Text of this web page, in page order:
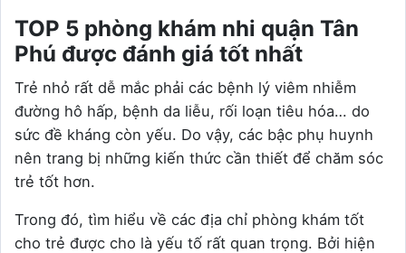
TOP 5 phòng khám nhi quận Tân
Phú được đánh giá tốt nhất
Trẻ nhỏ rất dễ mắc phải các bệnh lý viêm nhiễm
đường hô hấp, bệnh da liễu, rối loạn tiêu hóa… do
sức đề kháng còn yếu. Do vậy, các bậc phụ huynh
nên trang bị những kiến thức cần thiết để chăm sóc
trẻ tốt hơn.
Trong đó, tìm hiểu về các địa chỉ phòng khám tốt
cho trẻ được cho là yếu tố rất quan trọng. Bởi hiện